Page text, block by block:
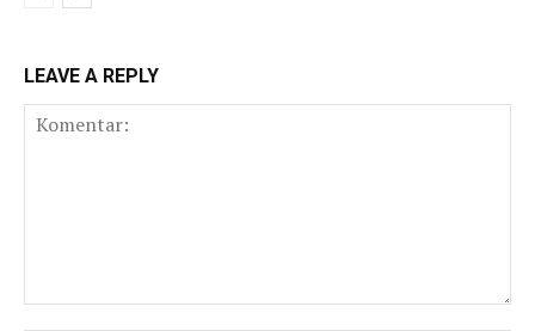
LEAVE A REPLY